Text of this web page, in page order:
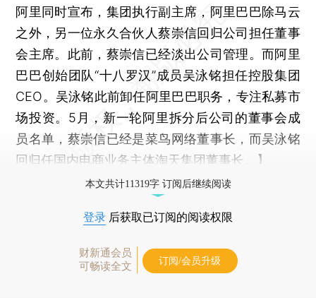
阿里同时宣布，集团执行副主席，阿里巴巴除马云
之外，另一位永久合伙人蔡崇信回归公司担任董事
会主席。此前，蔡崇信已经淡出公司管理。而阿里
巴巴创始团队“十八罗汉”成员吴泳铭担任控股集团
CEO。吴泳铭此前卸任阿里巴巴职务，专注私募市
场投资。5月，新一轮阿里拆分后公司的董事会成
员名单，蔡崇信已经是菜鸟网络董事长，而吴泳铭
回归任国内电商业务主体淘天集团董事长。】
本文共计11319字 订阅后继续阅读
登录 后获取已订阅的阅读权限
财新通会员
可畅读全文
订阅/会员升级